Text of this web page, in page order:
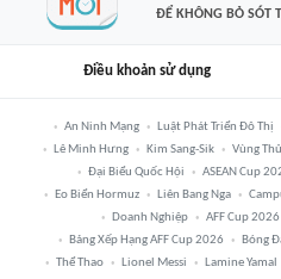
ĐỂ KHÔNG BỎ SÓT
Điều khoản sử dụng
An Ninh Mạng Luật Phát Triển Đô Thị
Lê Minh Hưng
Kim Sang-Sik Vùng
Đại Biểu Quốc Hội
ASEAN Cup
Eo Biển Hormuz
Liên Bang Nga
Doanh Nghiệp
AFF Cup 2026
Bảng Xếp Hạng AFF Cup 2026
Bóng
Thể Thao
Lionel Messi Lamine Yamal